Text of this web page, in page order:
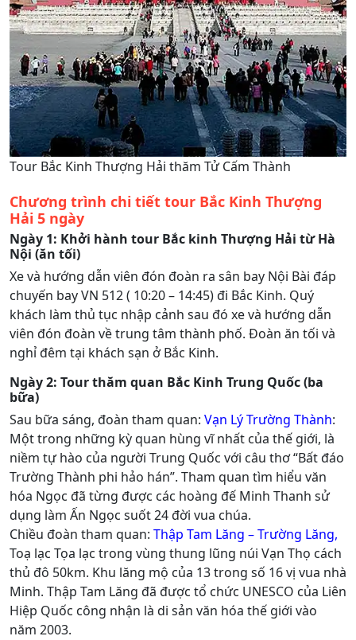
Tour Bắc Kinh Thượng Hải thăm Tử Cấm Thành
Chương trình chi tiết tour Bắc Kinh Thượng
Hải 5 ngày
Ngày 1: Khởi hành tour Bắc kinh Thượng Hải từ Hà
Nội (ăn tối)
Xe và hướng dẫn viên đón đoàn ra sân bay Nội Bài đáp
chuyến bay VN 512 ( 10:20 – 14:45) đi Bắc Kinh. Quý
khách làm thủ tục nhập cảnh sau đó xe và hướng dẫn
viên đón đoàn về trung tâm thành phố. Đoàn ăn tối và
nghỉ đêm tại khách sạn ở Bắc Kinh.
Ngày 2: Tour thăm quan Bắc Kinh Trung Quốc (ba
bữa)
Sau bữa sáng, đoàn tham quan: Vạn Lý Trường Thành:
Một trong những kỳ quan hùng vĩ nhất của thế giới, là
niềm tự hào của người Trung Quốc với câu thơ “Bất đáo
Trường Thành phi hảo hán”. Tham quan tìm hiểu văn
hóa Ngọc đã từng được các hoàng đế Minh Thanh sử
dụng làm Ấn Ngọc suốt 24 đời vua chúa.
Chiều đoàn tham quan: Thập Tam Lăng – Trường Lăng,
Toạ lạc Tọa lạc trong vùng thung lũng núi Vạn Thọ cách
thủ đô 50km. Khu lăng mộ của 13 trong số 16 vị vua nhà
Minh. Thập Tam Lăng đã được tổ chức UNESCO của Liên
Hiệp Quốc công nhận là di sản văn hóa thế giới vào
năm 2003.